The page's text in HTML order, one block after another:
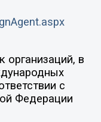
в
с
Федерации